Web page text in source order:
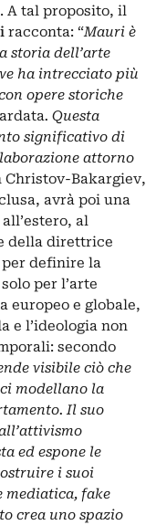
A tal proposito, il
racconta: “Mauri è
storia dell’arte
ha intrecciato più
opere storiche
. Questa
significativo di
attorno
Christov-Bakargiev,
avrà poi una
al
della direttrice
definire la
per l’arte
europeo e globale,
e l’ideologia non
secondo
visibile ciò che
modellano la
Il suo
ed espone le
i suoi
mediatica, fake
crea uno spazio